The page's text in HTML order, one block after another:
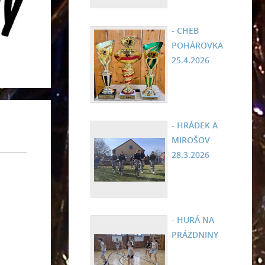
- CHEB
POHÁROVKA
25.4.2026
- HRÁDEK A
MIROŠOV
28.3.2026
- HURÁ NA
PRÁZDNINY